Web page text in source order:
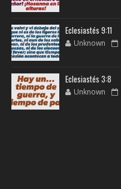
Eclesiastés 9:11
Unknown
Eclesiastés 3:8
Unknown